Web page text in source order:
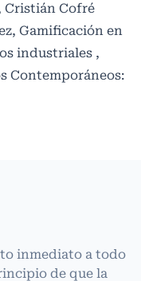
Cristián Cofré
Gamificación en
industriales ,
Contemporáneos:
inmediato a todo
de que la